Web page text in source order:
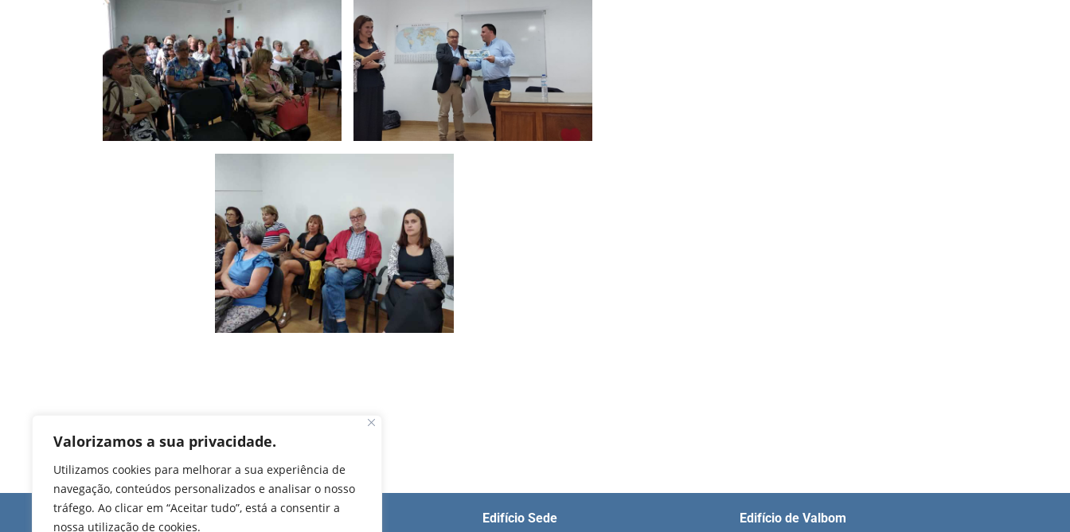
Valorizamos a sua privacidade.
Utilizamos cookies para melhorar a sua experiência de
navegação, conteúdos personalizados e analisar o nosso
tráfego. Ao clicar em “Aceitar tudo”, está a consentir a
nossa utilização de cookies.
Edifício de Jovim
Edifício Sede
Edifício de Valbom